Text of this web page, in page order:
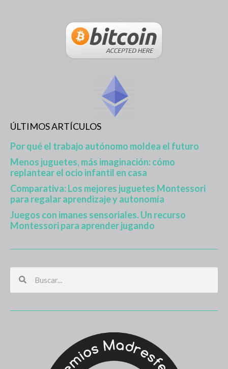
ÚLTIMOS ARTÍCULOS
Por qué el trabajo autónomo moldea el futuro
Menos juguetes, más imaginación: cómo
replantear el ocio infantil en casa
Comparativa: Los mejores juguetes Montessori
para regalar aprendizaje y autonomía
Juegos con imanes sensoriales. Un recurso
Montessori para aprender jugando